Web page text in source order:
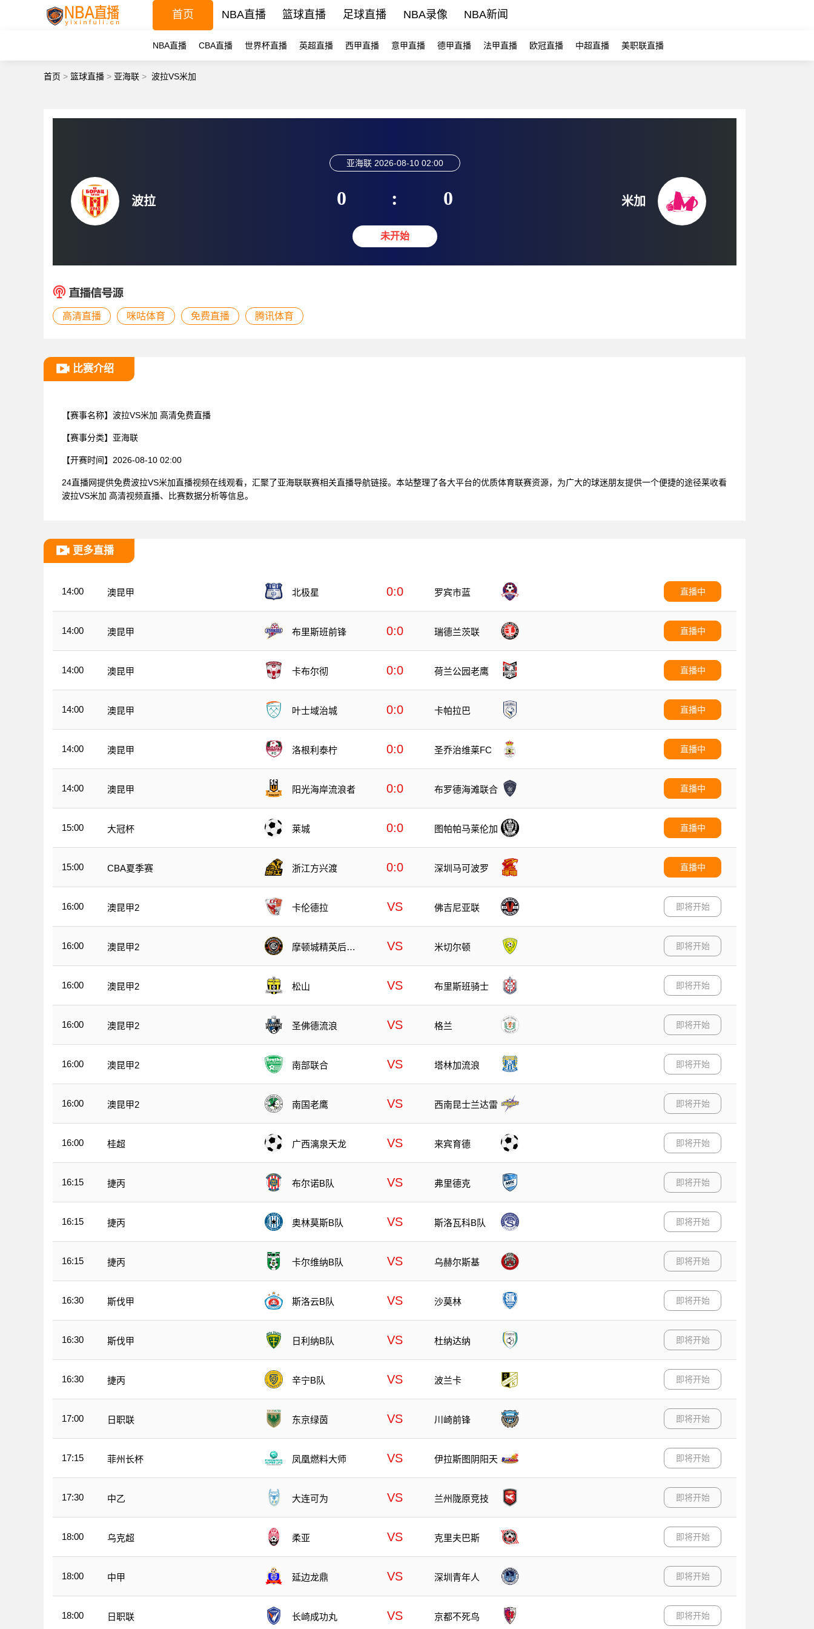
首页 NBA直播 篮球直播 足球直播 NBA录像 NBA新闻
NBA直播 CBA直播 世界杯直播 英超直播 西甲直播 意甲直播 德甲直播 法甲直播 欧冠直播 中超直播 美职联直播
首页 > 篮球直播 > 亚海联 > 波拉VS米加
波拉
亚海联 2026-08-10 02:00
0 : 0
未开始
米加
高清直播 咪咕体育 免费直播 腾讯体育
比赛介绍
【赛事名称】 波拉VS米加 高清免费直播
【赛事分类】 亚海联
【开赛时间】 2026-08-10 02:00
24直播网提供免费波拉VS米加直播视频在线观看，汇聚了亚海联联赛相关直播导航链接。本站整理了各大平台的优质体育联赛资源，为广大的球迷朋友提供一个便捷的途径莱收看
波拉VS米加 高清视频直播、比赛数据分析等信息。
更多直播
14:00 澳昆甲 北极星 0:0 罗宾市蓝 直播中
14:00 澳昆甲 布里斯班前锋 0:0 瑞德兰茨联 直播中
14:00 澳昆甲 卡布尔彻 0:0 荷兰公园老鹰 直播中
14:00 澳昆甲 叶士域治城 0:0 卡帕拉巴 直播中
14:00 澳昆甲 洛根利泰柠 0:0 圣乔治维莱FC 直播中
14:00 澳昆甲 阳光海岸流浪者 0:0 布罗德海滩联合 直播中
15:00 大冠杯 莱城 0:0 图帕帕马莱伦加 直播中
15:00 CBA夏季赛 浙江方兴渡 0:0 深圳马可波罗 直播中
16:00 澳昆甲2 卡伦德拉 VS 佛吉尼亚联 即将开始
16:00 澳昆甲2
摩顿城精英后备
VS 米切尔顿 即将开始
16:00 澳昆甲2 松山 VS 布里斯班骑士 即将开始
16:00 澳昆甲2 圣佛德流浪 VS 格兰 即将开始
16:00 澳昆甲2 南部联合 VS 塔林加流浪 即将开始
16:00 澳昆甲2 南国老鹰 VS 西南昆士兰达雷 即将开始
16:00 桂超 广西漓泉天龙 VS 来宾育德 即将开始
16:15 捷丙 布尔诺B队 VS 弗里德克 即将开始
16:15 捷丙 奥林莫斯B队 VS 斯洛瓦科B队 即将开始
16:15 捷丙 卡尔维纳B队 VS 乌赫尔斯基 即将开始
16:30 斯伐甲 斯洛云B队 VS 沙莫林 即将开始
16:30 斯伐甲 日利纳B队 VS 杜纳达纳 即将开始
16:30 捷丙 辛宁B队 VS 波兰卡 即将开始
17:00 日职联 东京绿茵 VS 川崎前锋 即将开始
17:15 菲州长杯 凤凰燃料大师 VS 伊拉斯图阴阳天 即将开始
17:30 中乙 大连可为 VS 兰州陇原竞技 即将开始
18:00 乌克超 柔亚 VS 克里夫巴斯 即将开始
18:00 中甲 延边龙鼎 VS 深圳青年人 即将开始
18:00 日职联 长崎成功丸 VS 京都不死鸟 即将开始